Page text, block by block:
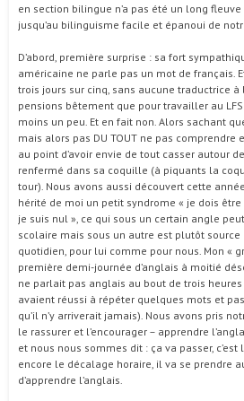
en section bilingue n’a pas été un long
jusqu’au bilinguisme facile et épanoui de
D’abord, première surprise : sa fort
américaine ne parle pas un mot de français.
trois jours sur cinq, sans aucune traductrice à
pensions bêtement que pour travailler au
moins un peu. Et en fait non. Alors sachant
mais alors pas DU TOUT ne pas comprendre
au point d’avoir envie de tout casser autour
renfermé dans sa coquille (à piquants la
tour). Nous avons aussi découvert cette
hérité de moi un petit syndrome « je dois
je suis nul », ce qui sous un certain angle
scolaire mais sous un autre est plutôt
quotidien, pour lui comme pour nous. Mon «
première demi-journée d’anglais à moitié
ne parlait pas anglais au bout de trois heures
avaient réussi à répéter quelques mots et
qu’il n’y arriverait jamais). Nous avons pris
le rassurer et l’encourager – apprendre
et nous nous sommes dit : ça va passer,
encore le décalage horaire, il va se prendre
d’apprendre l’anglais.